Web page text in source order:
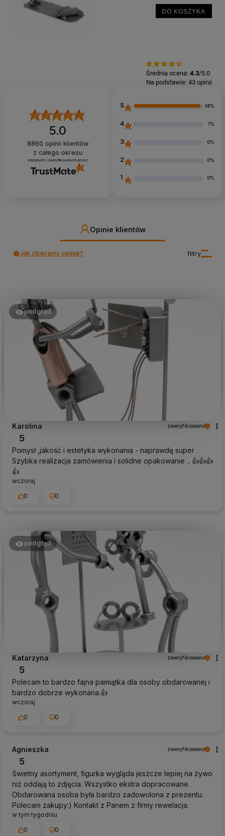
DO KOSZYKA
Średnia ocena: 4.3/5.0
Na podstawie: 43 opinii
5.0
8860 opinii klientów
z całego okresu
zebranych i zweryfikowanych przez
5 98%
4 1%
3 0%
2 0%
1 0%
Opinie klientów
filtry
Jak zbieramy opinie?
podgląd
Karolina zweryfikowano
5
Pomysł ,jakość i estetyka wykonania - naprawdę super .
Szybka realizacja zamówienia i solidne opakowanie .. 👍👍👍
👍
wczoraj
0
0
podgląd
Katarzyna zweryfikowano
5
Polecam to bardzo fajna pamiątka dla osoby obdarowanej i
bardzo dobrze wykonana.👍️
wczoraj
0
0
Agnieszka zweryfikowano
5
Świetny asortyment, figurka wygląda jeszcze lepiej na żywo
niż oddają to zdjęcia. Wszystko ekstra dopracowane.
Obdarowana osoba była bardzo zadowolona z prezentu.
Polecam zakupy:) Kontakt z Panem z firmy rewelacja.
w tym tygodniu
0
0